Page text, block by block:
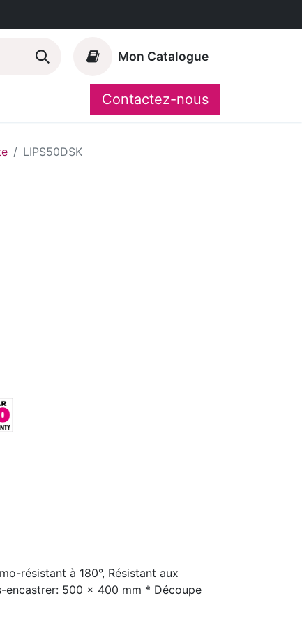
Mon Catalogue
CompoShop
Contactez-nous
LIPS50DSK
résistant à 180°, Résistant aux
encastrer: 500 x 400 mm * Découpe